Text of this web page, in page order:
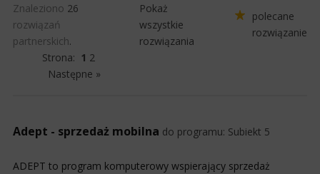
Znaleziono 26
rozwiązań
partnerskich.
Pokaż
wszystkie
rozwiązania
polecane
rozwiązanie
Strona: 1 2
Następne »
Adept - sprzedaż mobilna do programu: Subiekt 5
ADEPT to program komputerowy wspierający sprzedaż